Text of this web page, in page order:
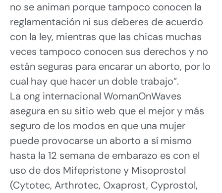
no se animan porque tampoco conocen la
reglamentación ni sus deberes de acuerdo
con la ley, mientras que las chicas muchas
veces tampoco conocen sus derechos y no
están seguras para encarar un aborto, por lo
cual hay que hacer un doble trabajo”.
La ong internacional WomanOnWaves
asegura en su sitio web que el mejor y más
seguro de los modos en que una mujer
puede provocarse un aborto a sí mismo
hasta la 12 semana de embarazo es con el
uso de dos Mifepristone y Misoprostol
(Cytotec, Arthrotec, Oxaprost, Cyprostol,